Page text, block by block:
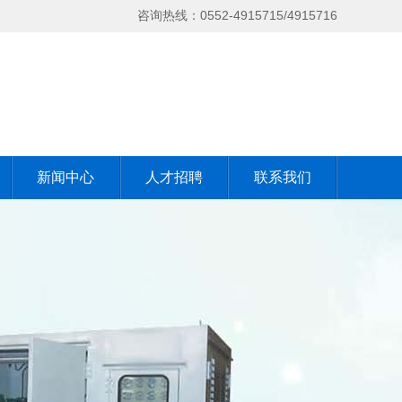
咨询热线：0552-4915715/4915716
新闻中心 人才招聘 联系我们